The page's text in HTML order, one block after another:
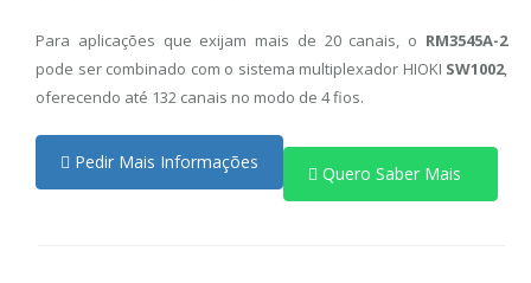
Para aplicações que exijam mais de 20 canais, o RM3545A-2
pode ser combinado com o sistema multiplexador HIOKI SW1002,
oferecendo até 132 canais no modo de 4 fios.
Pedir Mais Informações
Quero Saber Mais